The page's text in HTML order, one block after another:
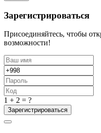
Зарегистрироваться
Присоединяйтесь, чтобы
возможности!
1 + 2 = ?
Зарегистрироваться